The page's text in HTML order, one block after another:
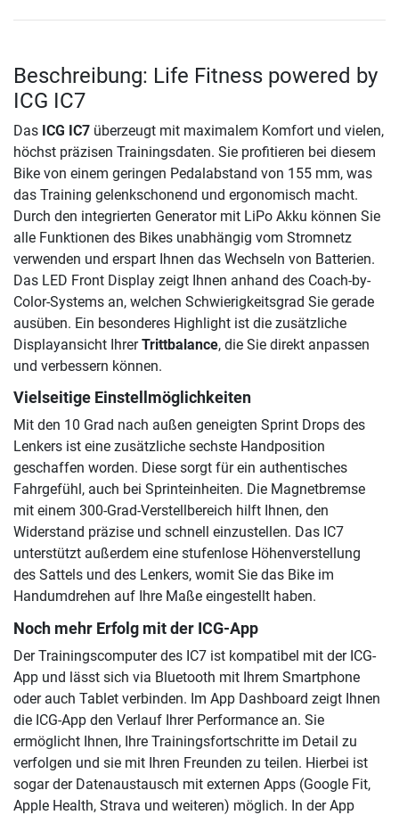
Beschreibung: Life Fitness powered by
ICG IC7
Das ICG IC7 überzeugt mit maximalem Komfort und vielen,
höchst präzisen Trainingsdaten. Sie profitieren bei diesem
Bike von einem geringen Pedalabstand von 155 mm, was
das Training gelenkschonend und ergonomisch macht.
Durch den integrierten Generator mit LiPo Akku können Sie
alle Funktionen des Bikes unabhängig vom Stromnetz
verwenden und erspart Ihnen das Wechseln von Batterien.
Das LED Front Display zeigt Ihnen anhand des Coach-by-
Color-Systems an, welchen Schwierigkeitsgrad Sie gerade
ausüben. Ein besonderes Highlight ist die zusätzliche
Displayansicht IhrerTrittbalance, die Sie direkt anpassen
und verbessern können.
Vielseitige Einstellmöglichkeiten
Mit den 10 Grad nach außen geneigten Sprint Drops des
Lenkers ist eine zusätzliche sechste Handposition
geschaffen worden. Diese sorgt für ein authentisches
Fahrgefühl, auch bei Sprinteinheiten. Die Magnetbremse
mit einem 300-Grad-Verstellbereich hilft Ihnen, den
Widerstand präzise und schnell einzustellen. Das IC7
unterstützt außerdem eine stufenlose Höhenverstellung
des Sattels und des Lenkers, womit Sie das Bike im
Handumdrehen auf Ihre Maße eingestellt haben.
Noch mehr Erfolg mit der ICG-App
Der Trainingscomputer des IC7 ist kompatibel mit der ICG-
App und lässt sich via Bluetooth mit Ihrem Smartphone
oder auch Tablet verbinden. Im App Dashboard zeigt Ihnen
die ICG-App den Verlauf Ihrer Performance an. Sie
ermöglicht Ihnen, Ihre Trainingsfortschritte im Detail zu
verfolgen und sie mit Ihren Freunden zu teilen. Hierbei ist
sogar der Datenaustausch mit externen Apps (Google Fit,
Apple Health, Strava und weiteren) möglich. In der App